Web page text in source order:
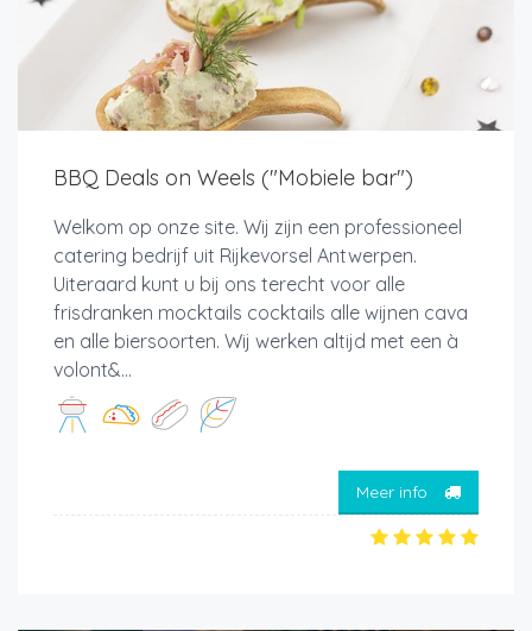
BBQ Deals on Weels ("Mobiele bar")
Welkom op onze site. Wij zijn een professioneel
catering bedrijf uit Rijkevorsel Antwerpen.
Uiteraard kunt u bij ons terecht voor alle
frisdranken mocktails cocktails alle wijnen cava
en alle biersoorten. Wij werken altijd met een à
volont&...
Meer info